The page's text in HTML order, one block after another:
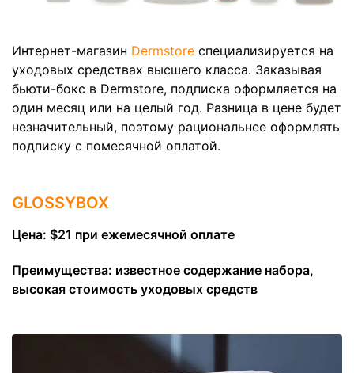
Интернет-магазин Dermstore специализируется на
уходовых средствах высшего класса. Заказывая
бьюти-бокс в Dermstore, подписка оформляется на
один месяц или на целый год. Разница в цене будет
незначительный, поэтому рациональнее оформлять
подписку с помесячной оплатой.
GLOSSYBOX
Цена: $21 при ежемесячной оплате
Преимущества: известное содержание набора,
высокая стоимость уходовых средств